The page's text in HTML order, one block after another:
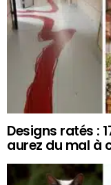
Designs ratés :
aurez du mal à